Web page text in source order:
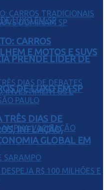
PRENDE LÍDER DE
DE LUXO EM SP
CARROS
E MOTOS E SUVS
TRÊS DIAS DE
INFLAÇÃO,
GLOBAL EM